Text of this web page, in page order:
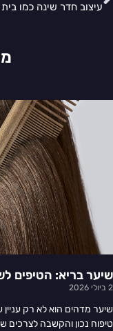
שיער בריא: הטיפים
2 ביולי 2026
שיער מדהים הוא לא רק
טיפוח נכון והקשבה